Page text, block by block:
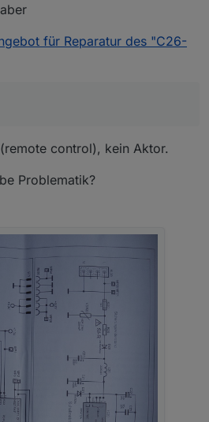
für Reparatur des "C26-
control), kein Aktor.
Problematik?